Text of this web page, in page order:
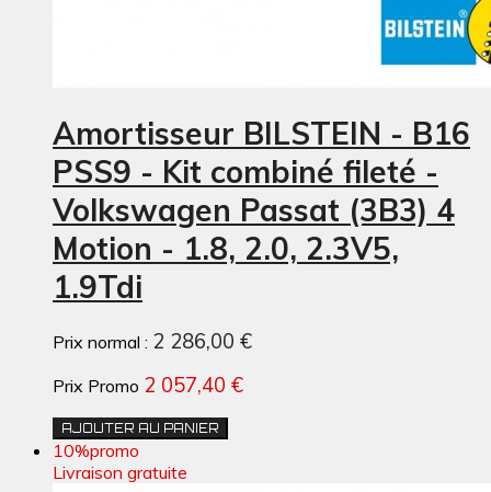
Amortisseur BILSTEIN - B16
PSS9 - Kit combiné fileté -
Volkswagen Passat (3B3) 4
Motion - 1.8, 2.0, 2.3V5,
1.9Tdi
Prix normal : 2 286,00 €
Prix Promo 2 057,40 €
AJOUTER AU PANIER
10%promo
Livraison gratuite